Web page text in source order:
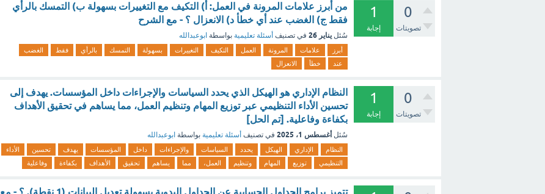
0
تصويتات
1
إجابة
من أبرز علامات المرونة في العمل: أ) التكيف مع التغييرات بسهولة ب) التمسك بالرأي
فقط ج) الغضب عند أي خطأ د) الانعزال ؟ - مع الشرح
سُئل يناير 26 في تصنيف أسئلة تعليمية بواسطة ابوعبدالله
أبرز علامات المرونة العمل التكيف التغييرات بسهولة التمسك بالرأي فقط
الغضب
عند
خطأ الانعزال
0
تصويتات
1
إجابة
النظام الإداري هو الهيكل الذي يحدد السياسات والإجراءات داخل المؤسسات. يهدف إلى
تحسين الأداء التنظيمي عبر توزيع المهام وتنظيم العمل، مما يساهم في تحقيق الأهداف
بكفاءة وفاعلية. [تم الحل]
سُئل أغسطس 1، 2025 في تصنيف أسئلة تعليمية بواسطة ابوعبدالله
النظام الإداري الهيكل يحدد السياسات والإجراءات داخل المؤسسات يهدف تحسين
الأداء
التنظيمي
توزيع المهام وتنظيم العمل، مما يساهم تحقيق الأهداف بكفاءة وفاعلية